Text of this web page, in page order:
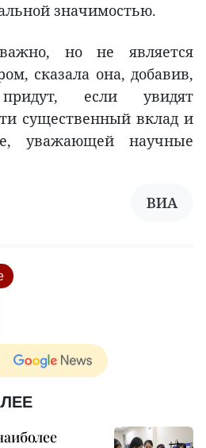
значимостью.
но не является
сказала она, добавив,
если увидят
существенный вклад и
уважающей научные
ВИА